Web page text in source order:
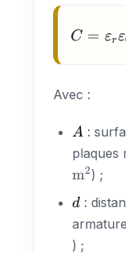
C =
C = εrε
Avec :
A
A :
plaques
m2) ;
d
d :
) ;